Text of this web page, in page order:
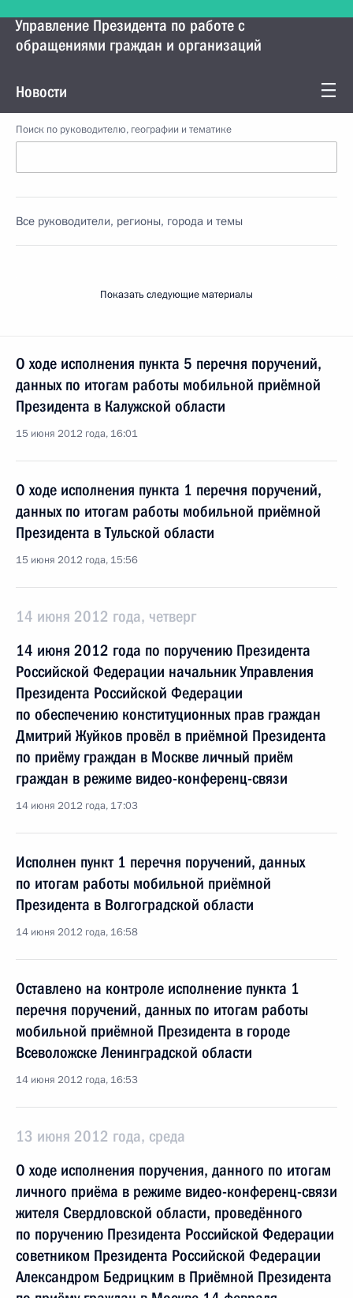
Управление Президента по работе с
обращениями граждан и организаций
Новости
Поиск по руководителю, географии и тематике
Все руководители, регионы, города и темы
Показать следующие материалы
О ходе исполнения пункта 5 перечня поручений,
данных по итогам работы мобильной приёмной
Президента в Калужской области
15 июня 2012 года, 16:01
О ходе исполнения пункта 1 перечня поручений,
данных по итогам работы мобильной приёмной
Президента в Тульской области
15 июня 2012 года, 15:56
14 июня 2012 года, четверг
14 июня 2012 года по поручению Президента
Российской Федерации начальник Управления
Президента Российской Федерации
по обеспечению конституционных прав граждан
Дмитрий Жуйков провёл в приёмной Президента
по приёму граждан в Москве личный приём
граждан в режиме видео-конференц-связи
14 июня 2012 года, 17:03
Исполнен пункт 1 перечня поручений, данных
по итогам работы мобильной приёмной
Президента в Волгоградской области
14 июня 2012 года, 16:58
Оставлено на контроле исполнение пункта 1
перечня поручений, данных по итогам работы
мобильной приёмной Президента в городе
Всеволожске Ленинградской области
14 июня 2012 года, 16:53
13 июня 2012 года, среда
О ходе исполнения поручения, данного по итогам
личного приёма в режиме видео-конференц-связи
жителя Свердловской области, проведённого
по поручению Президента Российской Федерации
советником Президента Российской Федерации
Александром Бедрицким в Приёмной Президента